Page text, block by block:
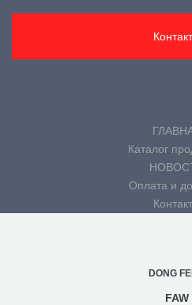
Каталог
Оплата и
DONG
FAW